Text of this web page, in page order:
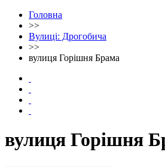
Головна
>>
Вулиці: Дрогобича
>>
вулиця Горішня Брама
вулиця Горішня